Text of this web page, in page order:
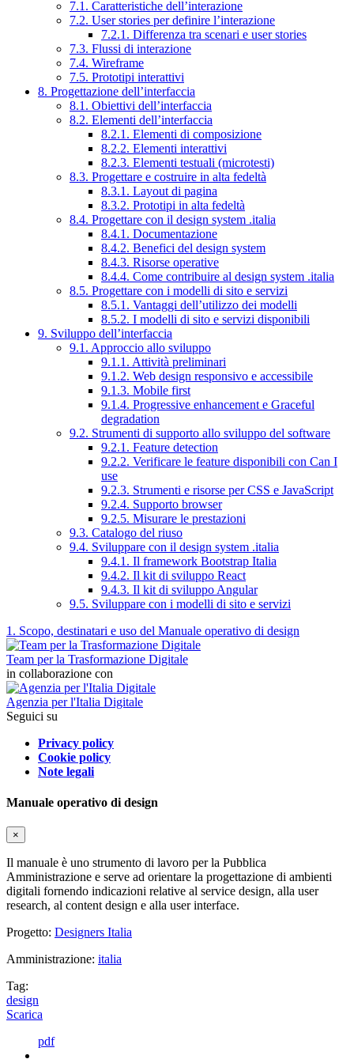
7.1. Caratteristiche dell’interazione
7.2. User stories per definire l’interazione
7.2.1. Differenza tra scenari e user stories
7.3. Flussi di interazione
7.4. Wireframe
7.5. Prototipi interattivi
8. Progettazione dell’interfaccia
8.1. Obiettivi dell’interfaccia
8.2. Elementi dell’interfaccia
8.2.1. Elementi di composizione
8.2.2. Elementi interattivi
8.2.3. Elementi testuali (microtesti)
8.3. Progettare e costruire in alta fedeltà
8.3.1. Layout di pagina
8.3.2. Prototipi in alta fedeltà
8.4. Progettare con il design system .italia
8.4.1. Documentazione
8.4.2. Benefici del design system
8.4.3. Risorse operative
8.4.4. Come contribuire al design system .italia
8.5. Progettare con i modelli di sito e servizi
8.5.1. Vantaggi dell’utilizzo dei modelli
8.5.2. I modelli di sito e servizi disponibili
9. Sviluppo dell’interfaccia
9.1. Approccio allo sviluppo
9.1.1. Attività preliminari
9.1.2. Web design responsivo e accessibile
9.1.3. Mobile first
9.1.4. Progressive enhancement e Graceful
degradation
9.2. Strumenti di supporto allo sviluppo del software
9.2.1. Feature detection
9.2.2. Verificare le feature disponibili con Can I
use
9.2.3. Strumenti e risorse per CSS e JavaScript
9.2.4. Supporto browser
9.2.5. Misurare le prestazioni
9.3. Catalogo del riuso
9.4. Sviluppare con il design system .italia
9.4.1. Il framework Bootstrap Italia
9.4.2. Il kit di sviluppo React
9.4.3. Il kit di sviluppo Angular
9.5. Sviluppare con i modelli di sito e servizi
1. Scopo, destinatari e uso del Manuale operativo di design
Team per la Trasformazione Digitale
in collaborazione con
Agenzia per l'Italia Digitale
Seguici su
Privacy policy
Cookie policy
Note legali
Manuale operativo di design
×
Il manuale è uno strumento di lavoro per la Pubblica
Amministrazione e serve ad orientare la progettazione di ambienti
digitali fornendo indicazioni relative al service design, alla user
research, al content design e alla user interface.
Progetto: Designers Italia
Amministrazione: italia
Tag:
design
Scarica
pdf